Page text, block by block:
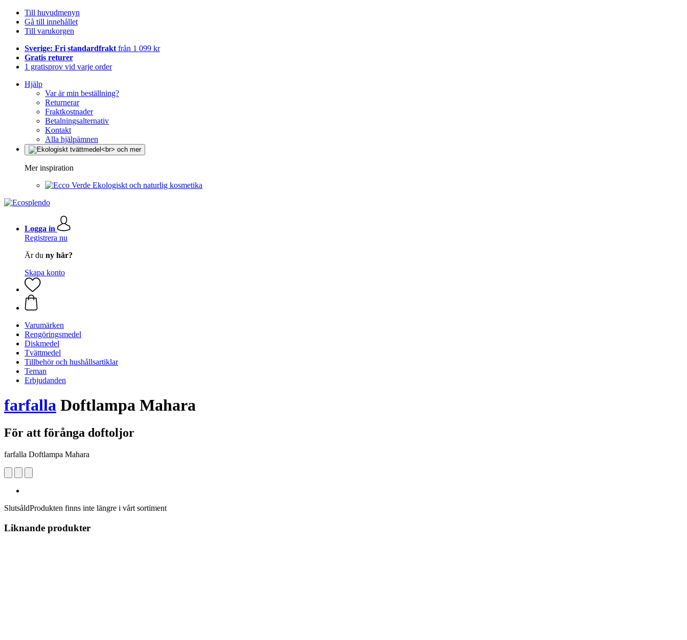
Till huvudmenyn
Gå till innehållet
Till varukorgen
Sverige: Fri standardfrakt från 1 099 kr
Gratis returer
1 gratisprov vid varje order
Hjälp
Var är min beställning?
Returnerar
Fraktkostnader
Betalningsalternativ
Kontakt
Alla hjälpämnen
Mer inspiration
Ekologiskt och naturlig kosmetika
Logga in
Registrera nu
Är du ny här?
Skapa konto
Varumärken
Rengöringsmedel
Diskmedel
Tvättmedel
Tillbehör och hushållsartiklar
Teman
Erbjudanden
farfalla Doftlampa Mahara
För att förånga doftoljor
farfalla Doftlampa Mahara
SlutsåldProdukten finns inte längre i vårt sortiment
Liknande produkter